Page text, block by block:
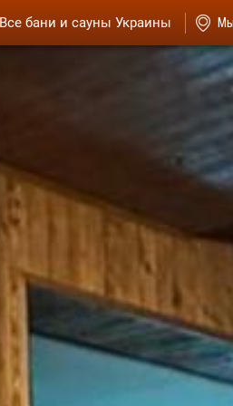
Все бани и сауны Украины